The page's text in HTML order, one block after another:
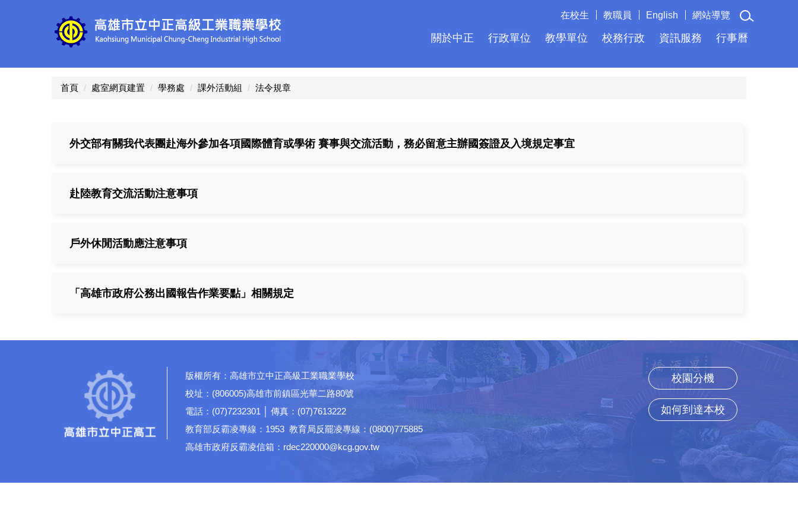
關於中正 行政單位 教學單位 校務行政 資訊服務 行事曆
在校生 教職員 English 網站導覽
首頁 處室網頁建置 學務處 課外活動組 法令規章
外交部有關我代表團赴海外參加各項國際體育或學術 賽事與交流活動，務必留意主辦國簽證及入境規定事宜
赴陸教育交流活動注意事項
戶外休閒活動應注意事項
「高雄市政府公務出國報告作業要點」相關規定
版權所有：高雄市立中正高級工業職業學校
校址：(806005)高雄市前鎮區光華二路80號
電話：(07)7232301 │ 傳真：(07)7613222
教育部反霸凌專線：1953 教育局反罷凌專線：(0800)775885
高雄市政府反霸凌信箱：rdec220000@kcg.gov.tw
校園分機
如何到達本校